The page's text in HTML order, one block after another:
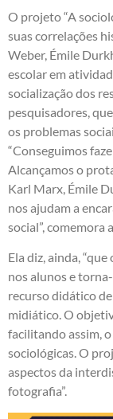
O projeto “A
suas correlações
Weber, Émile
escolar em
socialização dos
pesquisadores,
os problemas
“Conseguimos
Alcançamos o
Karl Marx, Émile
nos ajudam a
social”, comemora
Ela diz, ainda,
nos alunos e
recurso didático
midiático. O
facilitando assim,
sociológicas. O
aspectos da
fotografia”.